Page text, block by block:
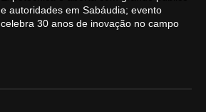
e autoridades em Sabáudia; evento
celebra 30 anos de inovação no campo